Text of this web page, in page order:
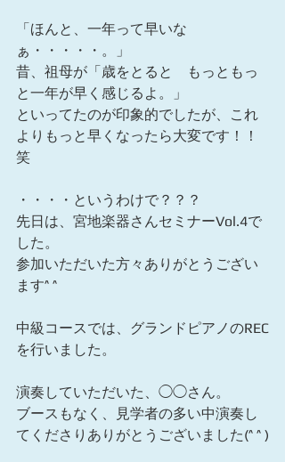
「ほんと、一年って早いな
ぁ・・・・・。」
昔、祖母が「歳をとると　もっともっ
と一年が早く感じるよ。」
といってたのが印象的でしたが、これ
よりもっと早くなったら大変です！！
笑
・・・・というわけで？？？
先日は、宮地楽器さんセミナーVol.4で
した。
参加いただいた方々ありがとうござい
ます^ ^
中級コースでは、グランドピアノのREC
を行いました。
演奏していただいた、◯◯さん。
ブースもなく、見学者の多い中演奏し
てくださりありがとうございました(^ ^ )